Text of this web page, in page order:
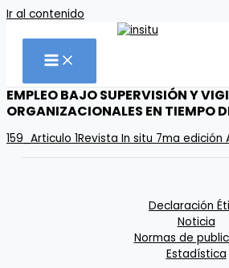
Ir al contenido
EMPLEO BAJO SUPERVISIÓN Y
ORGANIZACIONALES EN TIEMPO
159_Articulo 1Revista In situ 7ma edición
Declaración
Noticia
Normas de
Estadística